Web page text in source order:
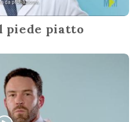
piede piatto